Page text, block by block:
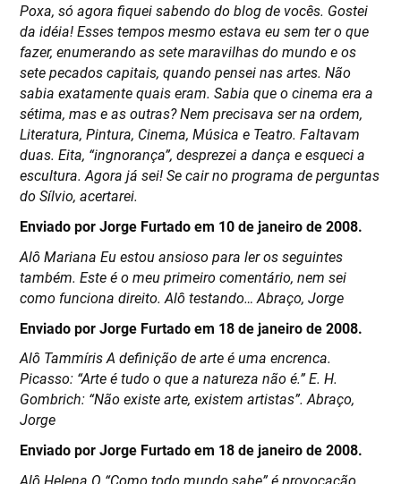
Poxa, só agora fiquei sabendo do blog de vocês. Gostei
da idéia! Esses tempos mesmo estava eu sem ter o que
fazer, enumerando as sete maravilhas do mundo e os
sete pecados capitais, quando pensei nas artes. Não
sabia exatamente quais eram. Sabia que o cinema era a
sétima, mas e as outras? Nem precisava ser na ordem,
Literatura, Pintura, Cinema, Música e Teatro. Faltavam
duas. Eita, “ingnorança”, desprezei a dança e esqueci a
escultura. Agora já sei! Se cair no programa de perguntas
do Sílvio, acertarei.
Enviado por Jorge Furtado em 10 de janeiro de 2008.
Alô Mariana Eu estou ansioso para ler os seguintes
também. Este é o meu primeiro comentário, nem sei
como funciona direito. Alô testando… Abraço, Jorge
Enviado por Jorge Furtado em 18 de janeiro de 2008.
Alô Tammíris A definição de arte é uma encrenca.
Picasso: “Arte é tudo o que a natureza não é.” E. H.
Gombrich: “Não existe arte, existem artistas”. Abraço,
Jorge
Enviado por Jorge Furtado em 18 de janeiro de 2008.
Alô Helena O “Como todo mundo sabe” é provocação,